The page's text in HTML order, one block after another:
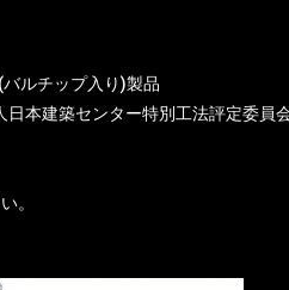
ルチップ入り)製品
日本建築センター特別工法評定委員
。